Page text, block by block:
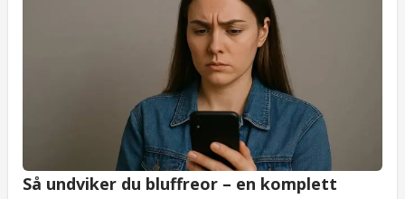
Så undviker du bluffreor – en komplett